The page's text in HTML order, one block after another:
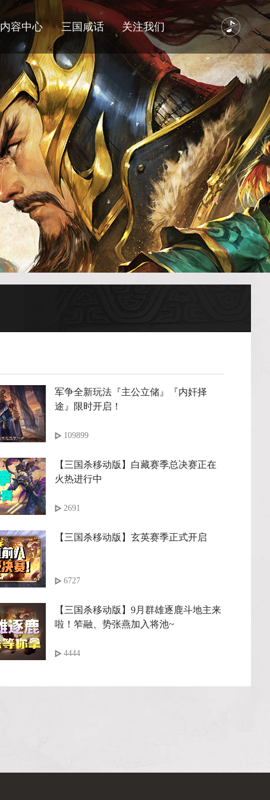
内容中心 三国咸话 关注我们
军争全新玩法『主公立储』『内奸择
途』限时开启！
109899
【三国杀移动版】白藏赛季总决赛正在
火热进行中
2691
【三国杀移动版】玄英赛季正式开启
6727
【三国杀移动版】9月群雄逐鹿斗地主来
啦！笮融、势张燕加入将池~
4444